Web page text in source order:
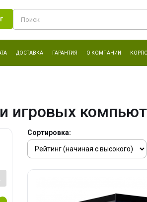
ДОСТАВКА ГАРАНТИЯ О КОМПАНИИ
игровых
Сортировка: